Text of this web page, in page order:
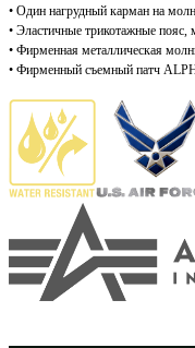
• Один нагрудный карман на
• Эластичные трикотажные пояс,
• Фирменная металлическая
• Фирменный съемный патч